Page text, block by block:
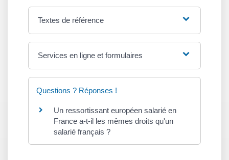
Textes de référence
Services en ligne et formulaires
Questions ? Réponses !
Un ressortissant européen salarié en
France a-t-il les mêmes droits qu'un
salarié français ?